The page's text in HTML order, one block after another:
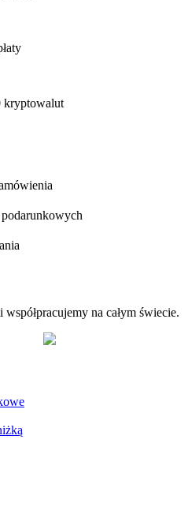
kryptowalut
na całym świecie.